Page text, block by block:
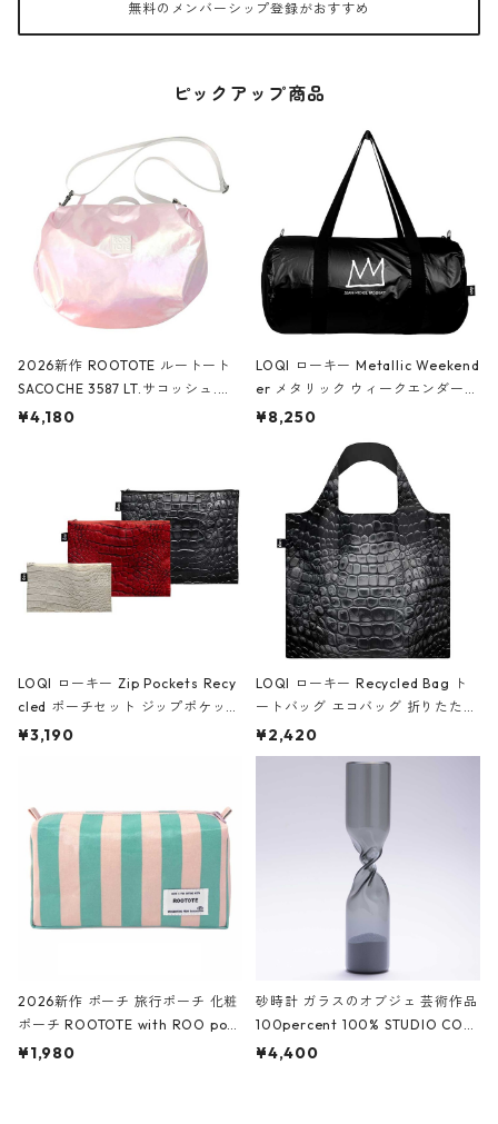
無料のメンバーシップ登録がおすすめ
ピックアップ商品
2026新作 ROOTOTE ルートート
SACOCHE 3587 LT.サコッシュ.ル
ミエ-B ショルダーバッグ グロスピ
¥4,180
LOQI ローキー Metallic Weekend
er メタリック ウィークエンダー
ボストンバッグ ショルダーバッグ
Black ジャン=ミッシェル・バスキ
ア/クラウン ブラック
¥8,250
LOQI ローキー Zip Pockets Recy
cled ポーチセット ジップポケット
ファスナーポーチ 撥水加工 トラベ
ーガンディー、オフホワイト
¥3,190
LOQI ローキー Recycled Bag ト
ートバッグ エコバッグ 折りたたみ
大きめ 撥水加工 収納ポーチ CRO
CODILE/Black クロコダイル/ブラ
¥2,420
2026新作 ポーチ 旅行ポーチ 化粧
ポーチ ROOTOTE with ROO pou
ch 3532 ルートート WR.ポーチ.ラ
¥1,980
砂時計 ガラスのオブジェ 芸術作品
100percent 100% STUDIO COH
AKU Timeless 100パーセント ス
¥4,400